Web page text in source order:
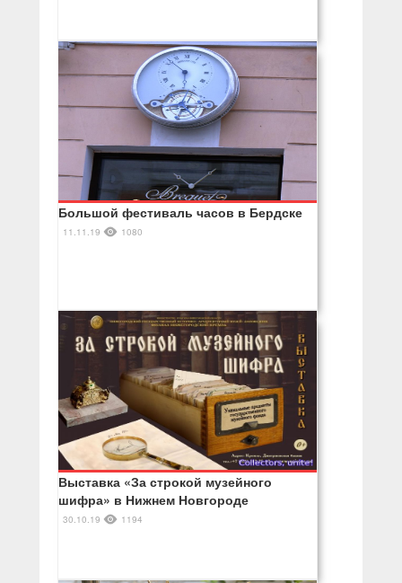
Большой фестиваль часов в Бердске
11.11.19 1080
Выставка «За строкой музейного
шифра» в Нижнем Новгороде
30.10.19 1194